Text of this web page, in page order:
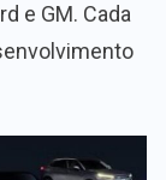
e GM. Cada